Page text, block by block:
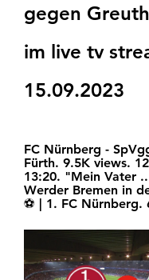
gegen
im live tv
15.09.2023
FC Nürnberg -
Fürth. 9.5K views.
13:20. "Mein Vater
Werder Bremen in
⚽️ | 1. FC Nürnberg.